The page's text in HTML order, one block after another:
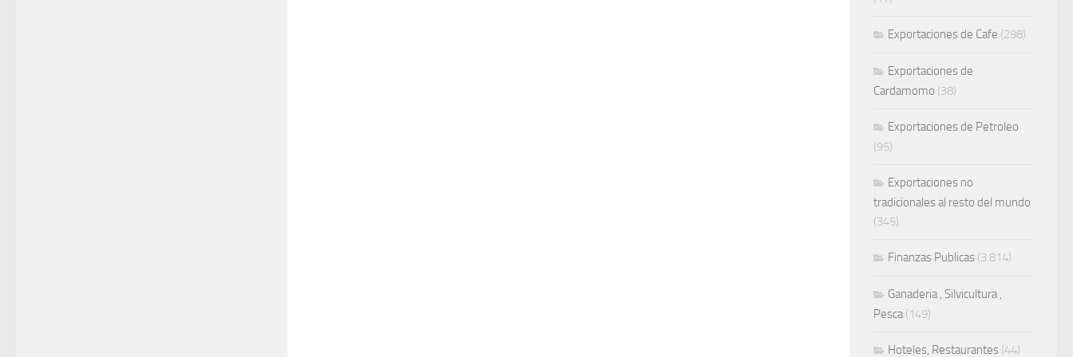
Exportaciones de Cafe (298)
Exportaciones de
Cardamomo (38)
Exportaciones de Petroleo
(95)
Exportaciones no
tradicionales al resto del mundo
(345)
Finanzas Publicas (3.814)
Ganaderia , Silvicultura ,
Pesca(149)
Hoteles, Restaurantes (44)